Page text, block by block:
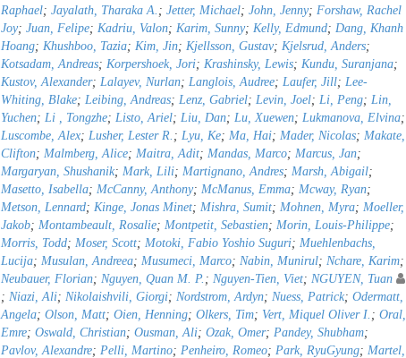
Raphael; Jayalath, Tharaka A. ; Jetter, Michael; John, Jenny; Forshaw, Rachel
Joy; Juan, Felipe; Kadriu, Valon; Karim, Sunny; Kelly, Edmund; Dang, Khanh
Hoang; Khushboo, Tazia; Kim, Jin; Kjellsson, Gustav; Kjelsrud, Anders;
Kotsadam, Andreas; Korpershoek, Jori; Krashinsky, Lewis; Kundu, Suranjana;
Kustov, Alexander; Lalayev, Nurlan; Langlois, Audree; Laufer, Jill; Lee-
Whiting, Blake; Leibing, Andreas; Lenz, Gabriel; Levin, Joel; Li, Peng; Lin,
Yuchen; Li , Tongzhe; Listo, Ariel; Liu, Dan; Lu, Xuewen; Lukmanova, Elvina;
Luscombe, Alex; Lusher, Lester R. ; Lyu, Ke; Ma, Hai; Mader, Nicolas; Makate,
Clifton; Malmberg, Alice; Maitra, Adit; Mandas, Marco; Marcus, Jan;
Margaryan, Shushanik; Mark, Lili; Martignano, Andres; Marsh, Abigail;
Masetto, Isabella; McCanny, Anthony; McManus, Emma; Mcway, Ryan;
Metson, Lennard; Kinge, Jonas Minet; Mishra, Sumit; Mohnen, Myra; Moeller,
Jakob; Montambeault, Rosalie; Montpetit, Sebastien; Morin, Louis-Philippe;
Morris, Todd; Moser, Scott; Motoki, Fabio Yoshio Suguri; Muehlenbachs,
Lucija; Musulan, Andreea; Musumeci, Marco; Nabin, Munirul; Nchare, Karim;
Neubauer, Florian; Nguyen, Quan M. P. ; Nguyen-Tien, Viet; NGUYEN, Tuan
; Niazi, Ali; Nikolaishvili, Giorgi; Nordstrom, Ardyn; Nuess, Patrick; Odermatt,
Angela; Olson, Matt; Oien, Henning; Olkers, Tim; Vert, Miquel Oliver I. ; Oral,
Emre; Oswald, Christian; Ousman, Ali; Ozak, Omer; Pandey, Shubham;
Pavlov, Alexandre; Pelli, Martino; Penheiro, Romeo; Park, RyuGyung; Martel,